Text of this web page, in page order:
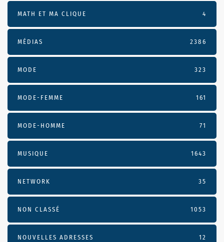
MATH ET MA CLIQUE 4
MÉDIAS 2386
MODE 323
MODE-FEMME 161
MODE-HOMME 71
MUSIQUE 1643
NETWORK 35
NON CLASSÉ 1053
NOUVELLES ADRESSES 12